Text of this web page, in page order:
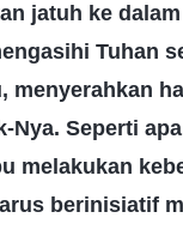
jatuh ke
Tuhan
Seperti
melakukan
berinisiatif